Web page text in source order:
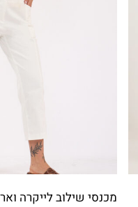
מכנסי שילוב לייקרה